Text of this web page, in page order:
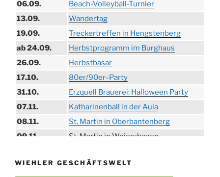
06.09.
Beach-Volleyball-Turnier
13.09.
Wandertag
19.09.
Treckertreffen in Hengstenberg
ab 24.09.
Herbstprogramm im Burghaus
26.09.
Herbstbasar
17.10.
80er/90er–Party
31.10.
Erzquell Brauerei: Halloween Party
07.11.
Katharinenball in der Aula
08.11.
St. Martin in Oberbantenberg
09.11.
St. Martin in Weiershagen
11.11.
„DÜX“ im Burghaus
WIEHLER GESCHÄFTSWELT